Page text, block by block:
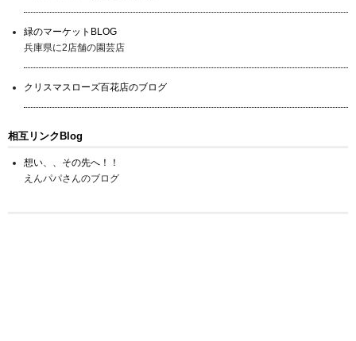
緑のマーケットBLOG
兵庫県に2店舗の園芸店
クリスマスローズ百花店のブログ
相互リンクBlog
想い、、その先へ！！
えんパパさんのブログ